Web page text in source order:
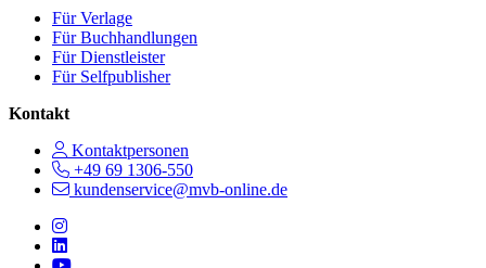
Für Verlage
Für Buchhandlungen
Für Dienstleister
Für Selfpublisher
Kontakt
Kontaktpersonen
+49 69 1306-550
kundenservice@mvb-online.de
Follow us on https://www.instagram.com/lifeatmvb/
Follow us on https://www.linkedin.com/company/mvbbooks
Follow us on https://www.youtube.com/@mvbbooks